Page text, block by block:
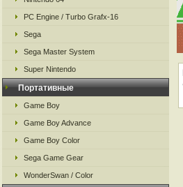
PC Engine / Turbo Grafx-16
Sega
Sega Master System
Super Nintendo
Портативные
Game Boy
Game Boy Advance
Game Boy Color
Sega Game Gear
WonderSwan / Color